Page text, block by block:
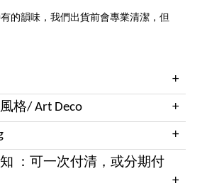
的韻味，我們出貨前會專業清潔，但
格/ Art Deco
：可一次付清，或分期付